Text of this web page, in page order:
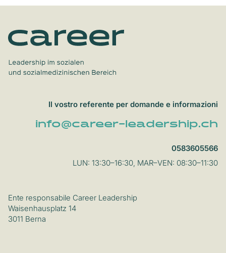
Il vostro referente per domande e informazioni
info@career-leadership.ch
0583605566
LUN: 13:30–16:30, MAR–VEN: 08:30–11:30
Ente responsabile Career Leadership
Waisenhausplatz 14
3011 Berna